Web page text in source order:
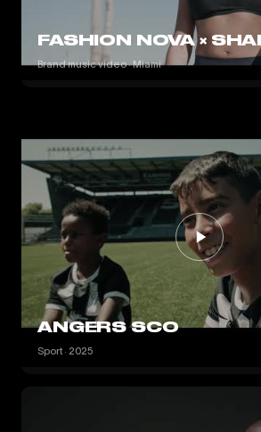
FASHION NOVA ×
Brand music video · Miami
ANGERS SCO
Sport · 2025